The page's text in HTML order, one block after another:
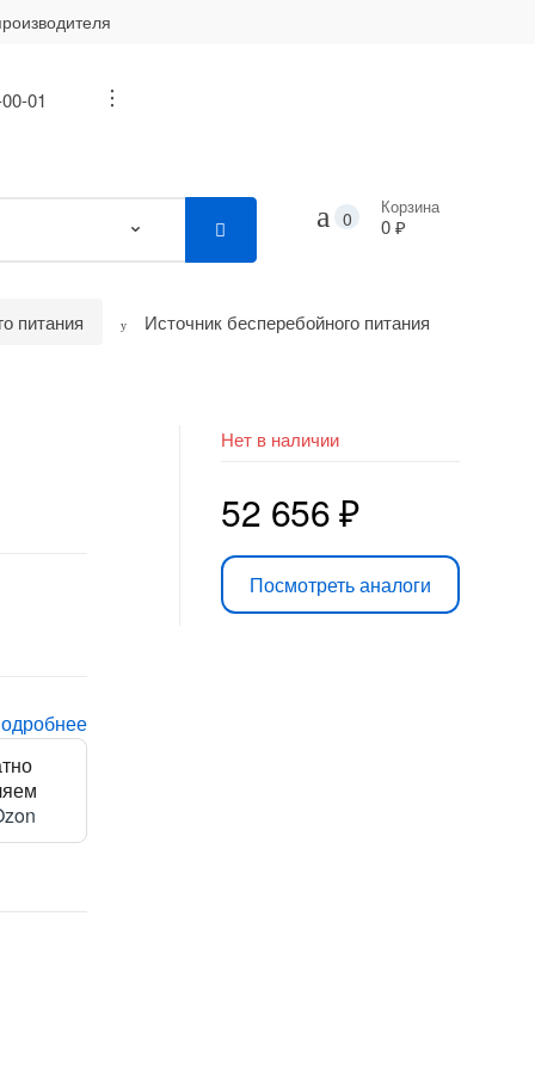
01 ...
0
Корзина
0 ₽
питания Источник бесперебойного питания
Нет в наличии
52 656₽
Посмотреть аналоги